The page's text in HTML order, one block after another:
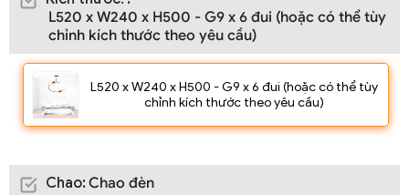
L520 x W240 x H500 - G9 x 6 đui (hoặc có thể tùy
chỉnh kích thước theo yêu cầu)
L520 x W240 x H500 - G9 x 6 đui (hoặc có thể tùy
chỉnh kích thước theo yêu cầu)
Chao: Chao đèn